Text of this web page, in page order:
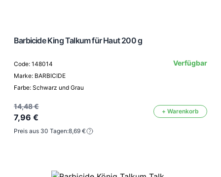
Barbicide King Talkum für Haut 200 g
Code: 148014
Marke: BARBICIDE
Farbe: Schwarz und Grau
Verfügbar
14,48 €
7,96 €
+ Warenkorb
Preis aus 30 Tagen:8,69 €